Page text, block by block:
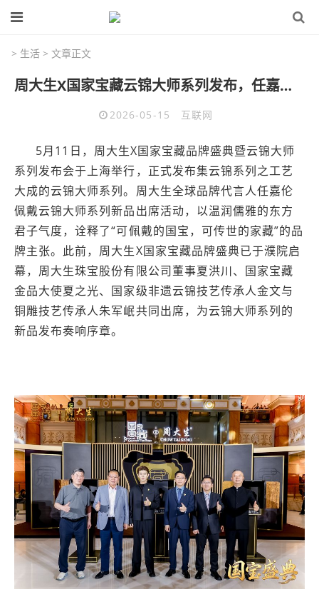
> 生活 > 文章正文
周大生X国家宝藏云锦大师系列发布，任嘉伦佩戴新品诠释雅奢格调
2026-05-15 互联网
5月11日，周大生X国家宝藏品牌盛典暨云锦大师
系列发布会于上海举行，正式发布集云锦系列之工艺
大成的云锦大师系列。周大生全球品牌代言人任嘉伦
佩戴云锦大师系列新品出席活动，以温润儒雅的东方
君子气度，诠释了“可佩戴的国宝，可传世的家藏”的品
牌主张。此前，周大生X国家宝藏品牌盛典已于濮院启
幕，周大生珠宝股份有限公司董事夏洪川、国家宝藏
金品大使夏之光、国家级非遗云锦技艺传承人金文与
铜雕技艺传承人朱军岷共同出席，为云锦大师系列的
新品发布奏响序章。